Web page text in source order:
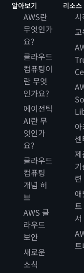
알아보기
AWS란
무엇인가
요?
클라우드
컴퓨팅이
란 무엇
인가요?
에이전틱
AI란 무
엇인가
요?
클라우드
컴퓨팅
개념 허
브
AWS 클
라우드
보안
새로운
소식
리소스
교
센
서
트